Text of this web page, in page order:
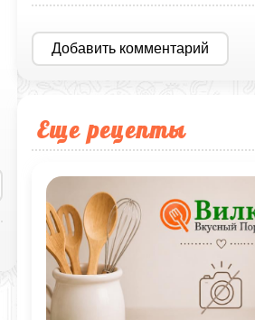
Добавить комментарий
Еще рецепты